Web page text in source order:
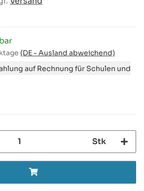
(DE - Ausland abweichend)
auf Rechnung für Schulen und
Stk